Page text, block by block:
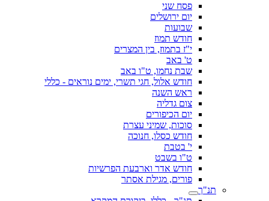
פסח שני
יום ירושלים
שבועות
חודש תמוז
י"ז בתמוז, בין המצרים
ט' באב
שבת נחמו, ט"ו באב
חודש אלול, חגי תשרי, ימים נוראים - כללי
ראש השנה
צום גדליה
יום הכיפורים
סוכות, שמיני עצרת
חודש כסלו, חנוכה
י' בטבת
ט"ו בשבט
חודש אדר וארבעת הפרשיות
פורים, מגילת אסתר
תנ"ך